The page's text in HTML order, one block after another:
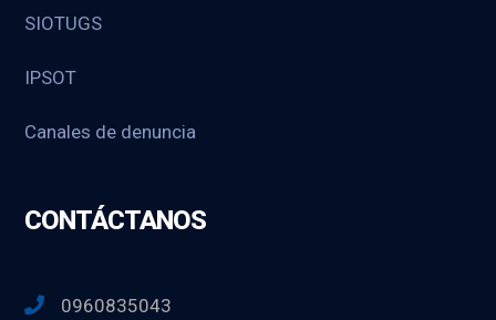
SIOTUGS
IPSOT
Canales de denuncia
CONTÁCTANOS
0960835043